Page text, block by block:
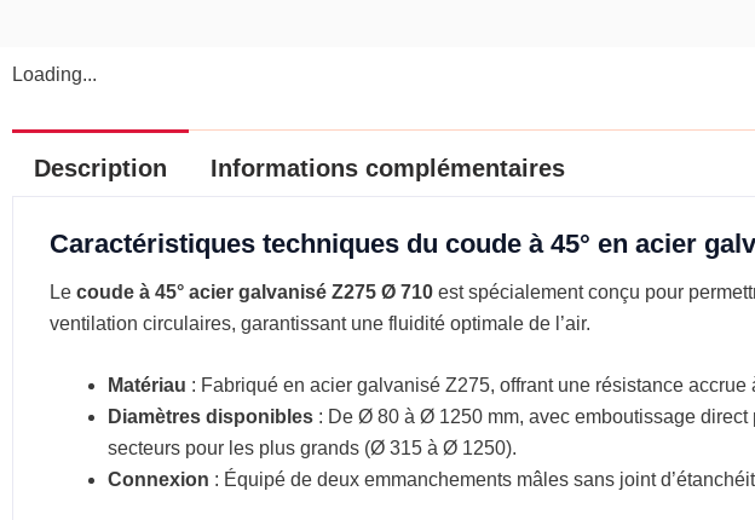
Loading...
Description Informations complémentaires
Caractéristiques techniques du coude à 45° en acier
Le coude à 45° acier galvanisé Z275 Ø 710 est spécialement conçu pour
ventilation circulaires, garantissant une fluidité optimale de l’air.
Matériau : Fabriqué en acier galvanisé Z275, offrant une résistance
Diamètres disponibles : De Ø 80 à Ø 1250 mm, avec emboutissage
secteurs pour les plus grands (Ø 315 à Ø 1250).
Connexion : Équipé de deux emmanchements mâles sans joint